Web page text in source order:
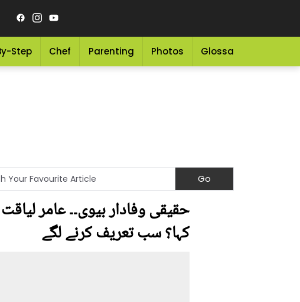
Step Chef Parenting Photos Glossary
حقیقی وفادار بیوی۔۔ عامر
کہا؟ سب تعریف کرنے لگے